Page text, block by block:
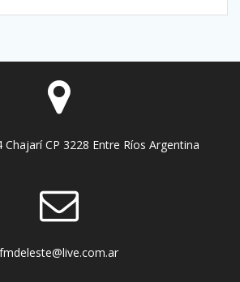
Chajarí CP 3228 Entre Ríos Argentina
fmdeleste@live.com.ar